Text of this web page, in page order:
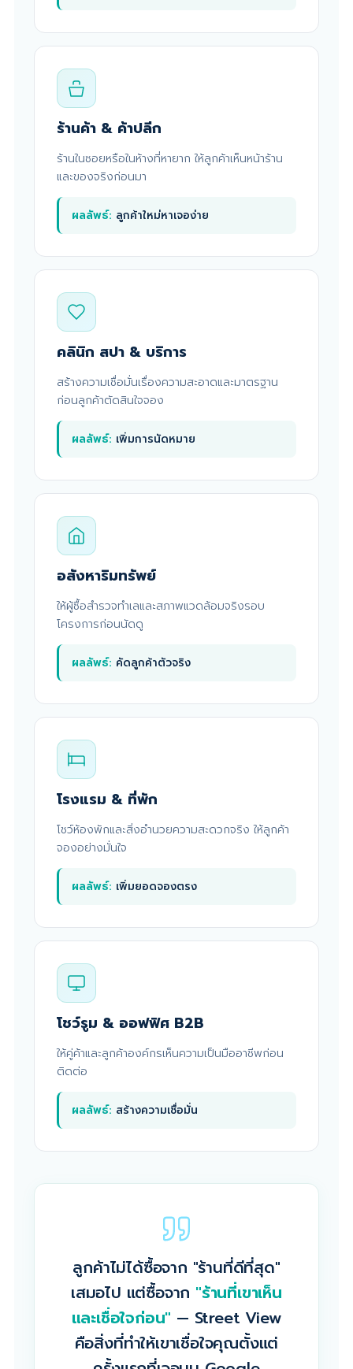
ร้านค้า & ค้าปลีก
ร้านในซอยหรือในห้างที่หายาก ให้ลูกค้าเห็นหน้าร้าน
และของจริงก่อนมา
ผลลัพธ์: ลูกค้าใหม่หาเจอง่าย
คลินิก สปา & บริการ
สร้างความเชื่อมั่นเรื่องความสะอาดและมาตรฐาน
ก่อนลูกค้าตัดสินใจจอง
ผลลัพธ์: เพิ่มการนัดหมาย
อสังหาริมทรัพย์
ให้ผู้ซื้อสำรวจทำเลและสภาพแวดล้อมจริงรอบ
โครงการก่อนนัดดู
ผลลัพธ์: คัดลูกค้าตัวจริง
โรงแรม & ที่พัก
โชว์ห้องพักและสิ่งอำนวยความสะดวกจริง ให้ลูกค้า
จองอย่างมั่นใจ
ผลลัพธ์: เพิ่มยอดจองตรง
โชว์รูม & ออฟฟิศ B2B
ให้คู่ค้าและลูกค้าองค์กรเห็นความเป็นมืออาชีพก่อน
ติดต่อ
ผลลัพธ์: สร้างความเชื่อมั่น
ลูกค้าไม่ได้ซื้อจาก "ร้านที่ดีที่สุด"
เสมอไป แต่ซื้อจาก "ร้านที่เขาเห็น
และเชื่อใจก่อน" — Street View
คือสิ่งที่ทำให้เขาเชื่อใจคุณตั้งแต่